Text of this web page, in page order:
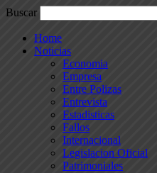
Buscar
Home
Noticias
Economia
Empresa
Entre Polizas
Entrevista
Estadisticas
Fallos
Internacional
Legislacion Oficial
Patrimoniales